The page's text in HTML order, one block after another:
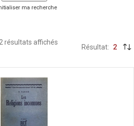
ma recherche
2 résultats affichés
Résultat 2